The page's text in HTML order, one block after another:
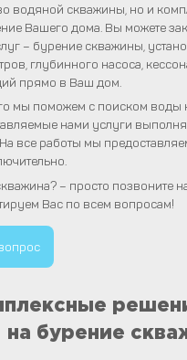
водяной скважины, но и
Вашего дома. Вы можете
– бурение скважины,
глубинного насоса,
прямо в Ваш дом.
мы поможем с поиском воды
нами услуги
На все работы мы
– просто позвоните
Вас по всем вопросам!
на бурение